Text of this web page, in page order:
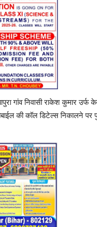
गांव निवासी राकेश कुमार उर्फ
की कॉल डिटेल्स निकालने पर
अजय कुमार प्रजापति ने
वापसी,...
Times Sep 30, 2024 0